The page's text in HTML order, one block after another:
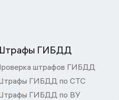
ГИБДД
штрафов ГИБДД
ГИБДД по СТС
ГИБДД по ВУ